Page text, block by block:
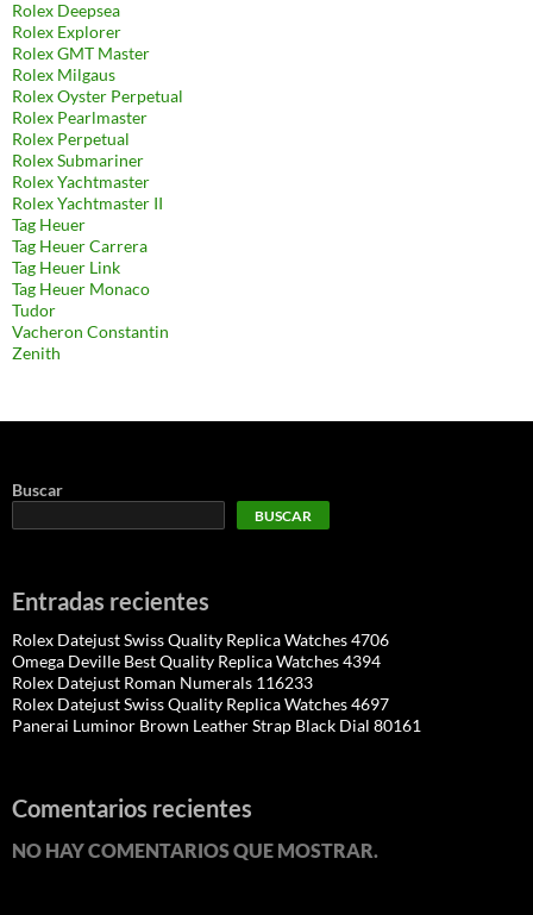
Rolex Deepsea
Rolex Explorer
Rolex GMT Master
Rolex Milgaus
Rolex Oyster Perpetual
Rolex Pearlmaster
Rolex Perpetual
Rolex Submariner
Rolex Yachtmaster
Rolex Yachtmaster II
Tag Heuer
Tag Heuer Carrera
Tag Heuer Link
Tag Heuer Monaco
Tudor
Vacheron Constantin
Zenith
Buscar
BUSCAR
Entradas recientes
Rolex Datejust Swiss Quality Replica Watches 4706
Omega Deville Best Quality Replica Watches 4394
Rolex Datejust Roman Numerals 116233
Rolex Datejust Swiss Quality Replica Watches 4697
Panerai Luminor Brown Leather Strap Black Dial 80161
Comentarios recientes
NO HAY COMENTARIOS QUE MOSTRAR.